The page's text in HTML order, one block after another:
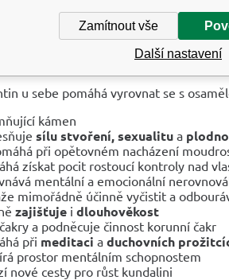
REGENERÁTOR - ŠTĚSTÍ - MÍR -
minerál, který je vhodný pro aktivní
duševního klidu, objevit v sobě nové
a důležitých dovedností,
u sebe pomáhá vyrovnat se s
kámen
sílu stvoření, sexualitu a
při opětovném nacházení
získat pocit rostoucí kontroly nad
mentální a emocionální
mimořádně účinně vyčistit a
zajišťuje i dlouhověkost
a podněcuje činnost korunní čakr
při meditaci a duchovních
prostor mentálním schopnostem
nové cesty pro růst kundalini
Zamítnout vše
Další nastavení